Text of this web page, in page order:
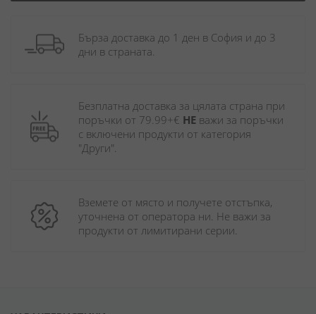
Бърза доставка до 1 ден в София и до 3
дни в страната.
Безплатна доставка за цялата страна при
поръчки от 79.99+€ НЕ важи за поръчки
с включени продукти от категория
"Други".
Вземете от място и получете отстъпка,
уточнена от оператора ни. Не важи за
продукти от лимитирани серии.